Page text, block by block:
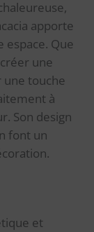
apporte
espace. Que
une
une touche
à
Son design
font un
et